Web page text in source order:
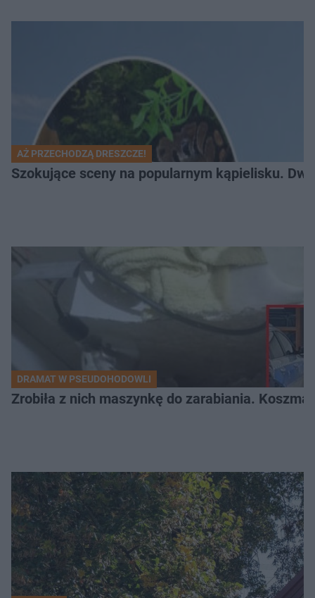
AŻ PRZECHODZĄ DRESZCZE!
Szokujące sceny na popularnym kąpielisku.
DRAMAT W PSEUDOHODOWLI
Zrobiła z nich maszynkę do zarabiania.